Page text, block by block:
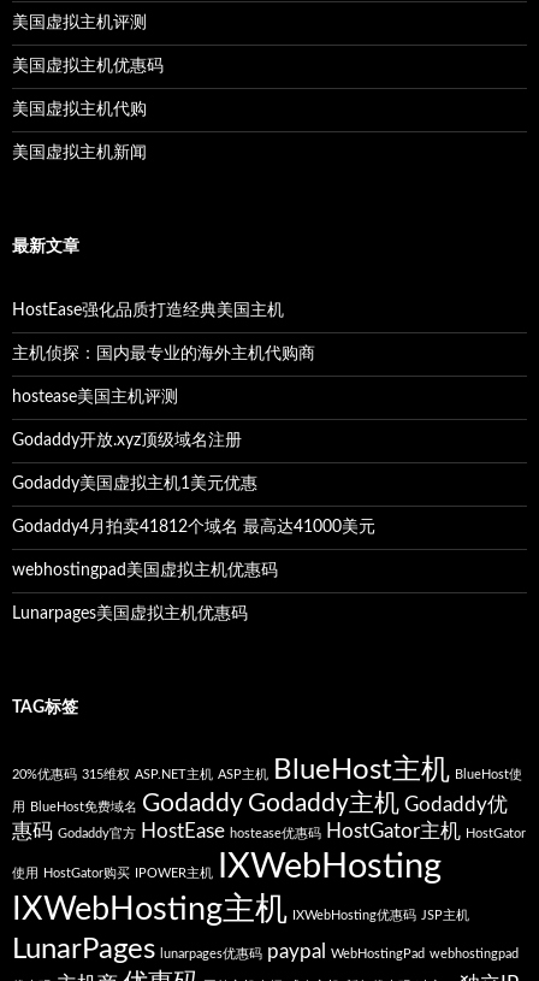
美国虚拟主机评测
美国虚拟主机优惠码
美国虚拟主机代购
美国虚拟主机新闻
最新文章
HostEase强化品质打造经典美国主机
主机侦探：国内最专业的海外主机代购商
hostease美国主机评测
Godaddy开放.xyz顶级域名注册
Godaddy美国虚拟主机1美元优惠
Godaddy4月拍卖41812个域名 最高达41000美元
webhostingpad美国虚拟主机优惠码
Lunarpages美国虚拟主机优惠码
TAG标签
20%优惠码 315维权 ASP.NET主机 ASP主机 BlueHost主机 BlueHost使
用 BlueHost免费域名 Godaddy Godaddy主机 Godaddy优
惠码 Godaddy官方 HostEase hostease优惠码 HostGator主机 HostGator
使用 HostGator购买 IPOWER主机 IXWebHosting
IXWebHosting主机 IXWebHosting优惠码 JSP主机
LunarPages lunarpages优惠码 paypal WebHostingPad webhostingpad